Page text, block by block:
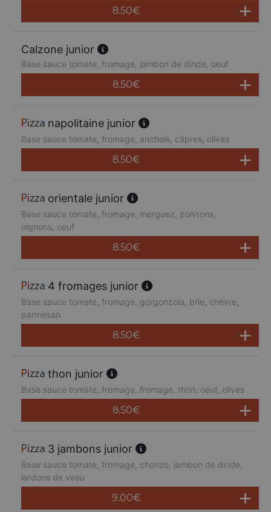
8.50€
Calzone junior
Base sauce tomate, fromage, jambon de dinde, oeuf
8.50€
napolitaine junior
Base sauce tomate, fromage, anchois, câpres, olives
8.50€
orientale junior
Base sauce tomate, fromage, merguez, poivrons,
oignons, oeuf
8.50€
4 fromages junior
Base sauce tomate, fromage, gorgonzola, brie, chèvre,
parmesan
8.50€
thon junior
Base sauce tomate, fromage, fromage, thon, oeuf, olives
8.50€
3 jambons junior
Base sauce tomate, fromage, chorizo, jambon de dinde,
lardons de veau
9.00€